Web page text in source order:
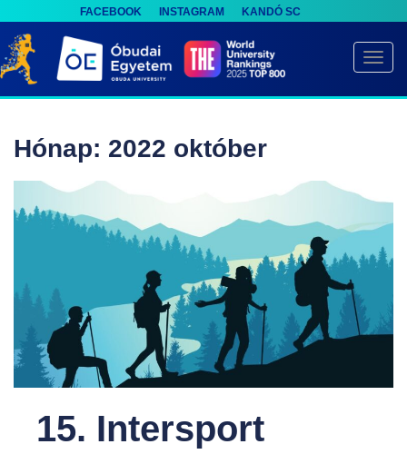
FACEBOOK INSTAGRAM KANDÓ SC
k
i
Hónap: 2022 október
15. Intersport